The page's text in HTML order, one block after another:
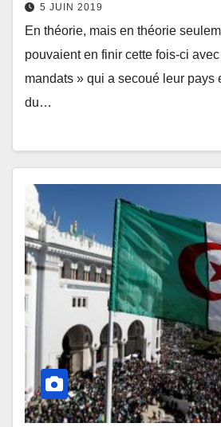
5 JUIN 2019
En théorie, mais en théorie
pouvaient en finir cette fois-ci
mandats » qui a secoué leur pays
du…